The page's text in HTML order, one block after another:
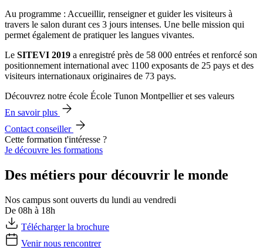
Au programme : Accueillir, renseigner et guider les visiteurs à
travers le salon durant ces 3 jours intenses. Une belle mission qui
permet également de pratiquer les langues vivantes.
Le SITEVI 2019 a enregistré près de 58 000 entrées et renforcé son
positionnement international avec 1100 exposants de 25 pays et des
visiteurs internationaux originaires de 73 pays.
Découvrez notre école École Tunon Montpellier et ses valeurs
En savoir plus
Contact conseiller
Cette formation t'intéresse ?
Je découvre les formations
Des métiers pour découvrir le monde
Nos campus sont ouverts du lundi au vendredi
De 08h à 18h
Télécharger la brochure
Venir nous rencontrer